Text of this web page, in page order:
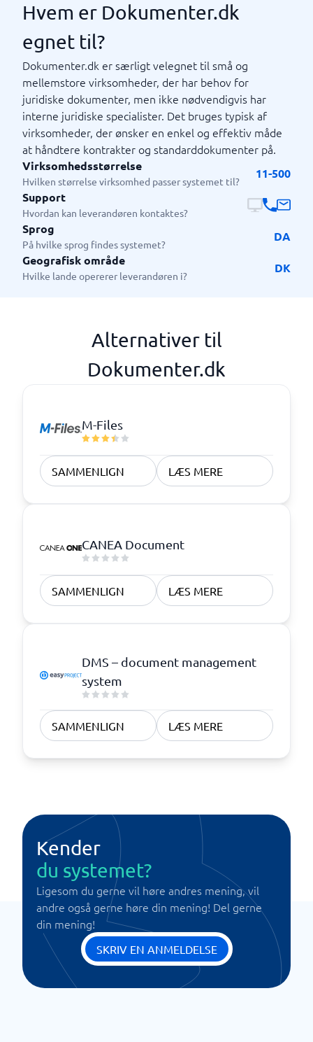
Hvem er Dokumenter.dk
egnet til?
Dokumenter.dk er særligt velegnet til små og
mellemstore virksomheder, der har behov for
juridiske dokumenter, men ikke nødvendigvis har
interne juridiske specialister. Det bruges typisk af
virksomheder, der ønsker en enkel og effektiv måde
at håndtere kontrakter og standarddokumenter på.
Virksomhedsstørrelse
Hvilken størrelse virksomhed passer systemet til?
11-500
Support
Hvordan kan leverandøren kontaktes?
Sprog
På hvilke sprog findes systemet?
DA
Geografisk område
Hvilke lande opererer leverandøren i?
DK
Alternativer til
Dokumenter.dk
M-Files
SAMMENLIGN LÆS MERE
CANEA Document
SAMMENLIGN LÆS MERE
DMS – document management
system
SAMMENLIGN LÆS MERE
Kender
du systemet?
Ligesom du gerne vil høre andres mening, vil
andre også gerne høre din mening! Del gerne
din mening!
SKRIV EN ANMELDELSE